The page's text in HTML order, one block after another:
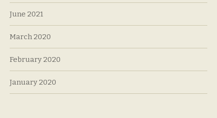
June 2021
March 2020
February 2020
January 2020